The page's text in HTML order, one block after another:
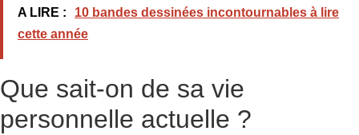
A LIRE :
10 bandes dessinées incontournables à lire
cette année
Que sait-on de sa vie
personnelle actuelle ?